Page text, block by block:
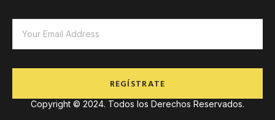
REGÍSTRATE
Copyright © 2024. Todos los Derechos Reservados.